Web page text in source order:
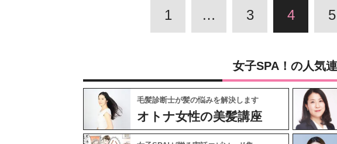
1 … 3 4 5
女子SPA！の人気
毛髪診断士が髪の悩みを解決します
オトナ女性の美髪講座